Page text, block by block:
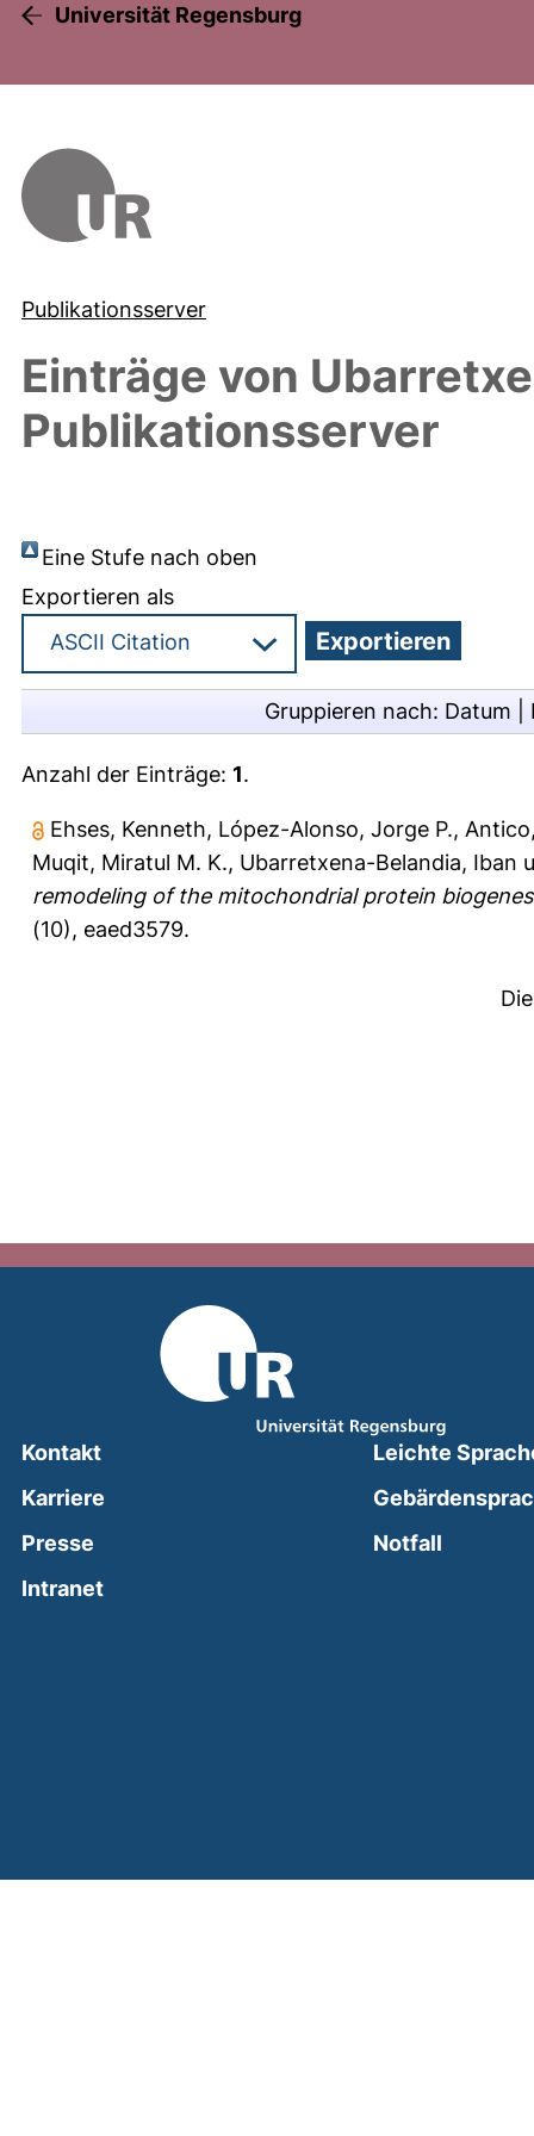
Universität Regensburg
Publikationsserver
Einträge von
Publikationsserver
Eine Stufe nach oben
Exportieren als
Gruppieren nach: Datum
Anzahl der Einträge: 1.
Ehses, Kenneth, López-Alonso, Jorge P.,
Muqit, Miratul M. K., Ubarretxena-Belandia, Iban
remodeling of the mitochondrial protein
(10), eaed3579.
Kontakt
Karriere
Presse
Intranet(external link, opens in a new window)
Leichte
Notfall